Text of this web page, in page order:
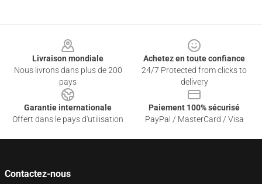
Livraison mondiale
Nous livrons dans plus de 200
pays
Achetez en toute confiance
24/7 Protected from clicks to
delivery
Garantie internationale
Offert dans le pays d'utilisation
Paiement 100% sécurisé
PayPal / MasterCard / Visa
Contactez-nous